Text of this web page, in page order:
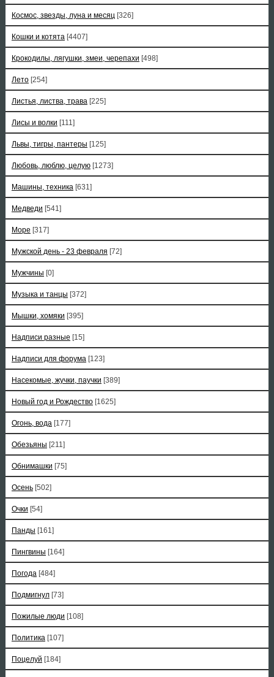
Космос, звезды, луна и месяц [326]
Кошки и котята [4407]
Крокодилы, лягушки, змеи, черепахи [498]
Лето [254]
Листья, листва, трава [225]
Лисы и волки [111]
Львы, тигры, пантеры [125]
Любовь, люблю, целую [1273]
Машины, техника [631]
Медведи [541]
Море [317]
Мужской день - 23 февраля [72]
Мужчины [0]
Музыка и танцы [372]
Мышки, хомяки [395]
Надписи разные [15]
Надписи для форума [123]
Насекомые, жучки, паучки [389]
Новый год и Рождество [1625]
Огонь, вода [177]
Обезьяны [211]
Обнимашки [75]
Осень [502]
Очки [54]
Панды [161]
Пингвины [164]
Погода [484]
Подмигнул [73]
Пожилые люди [108]
Политика [107]
Поцелуй [184]